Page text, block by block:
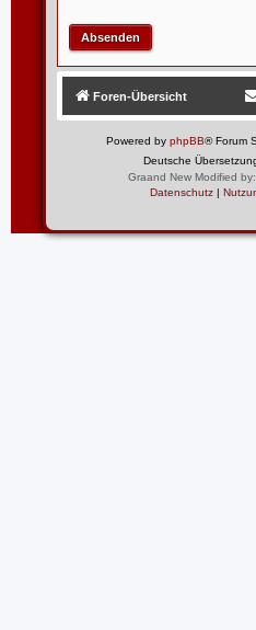
Foren-Übersicht
Powered by phpBB® Forum
Deutsche
Graand New Modified
Datenschutz |